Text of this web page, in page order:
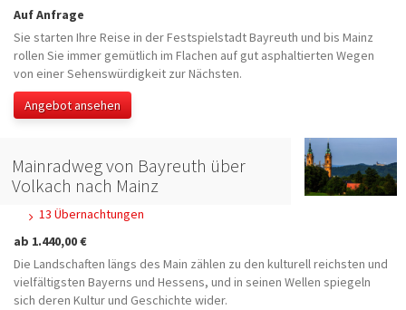
Auf Anfrage
Sie starten Ihre Reise in der Festspielstadt Bayreuth und bis Mainz
rollen Sie immer gemütlich im Flachen auf gut asphaltierten Wegen
von einer Sehenswürdigkeit zur Nächsten.
Angebot ansehen
Mainradweg von Bayreuth über
Volkach nach Mainz
13 Übernachtungen
ab 1.440,00 €
Die Landschaften längs des Main zählen zu den kulturell reichsten und
vielfältigsten Bayerns und Hessens, und in seinen Wellen spiegeln
sich deren Kultur und Geschichte wider.